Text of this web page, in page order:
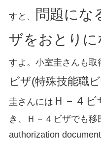
すと、
問題にな
ザをおとりに
すよ。小室圭さんも取
ビザ(特殊技能職
圭さんには Ｈ－４
き、Ｈ－４ビザでも
authorization